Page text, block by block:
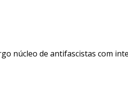
núcleo de antifascistas com